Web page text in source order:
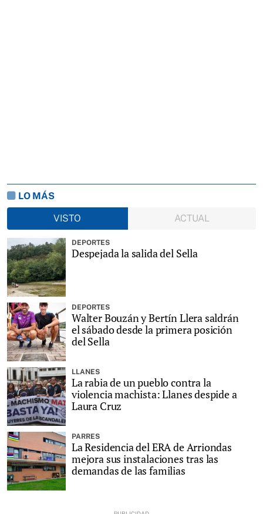
LO MÁS
VISTO
ACTUAL
DEPORTES
Despejada la salida del Sella
DEPORTES
Walter Bouzán y Bertín Llera saldrán
el sábado desde la primera posición
del Sella
LLANES
La rabia de un pueblo contra la
violencia machista: Llanes despide a
Laura Cruz
PARRES
La Residencia del ERA de Arriondas
mejora sus instalaciones tras las
demandas de las familias